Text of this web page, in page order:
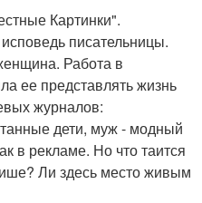
Картинки".
писательницы.
Работа в
ее представлять жизнь
журналов:
дети, муж - модный
в рекламе. Но что таится
Ли здесь место живым